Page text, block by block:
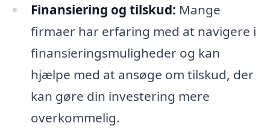
Finansiering og tilskud: Mange
firmaer har erfaring med at navigere i
finansieringsmuligheder og kan
hjælpe med at ansøge om tilskud, der
kan gøre din investering mere
overkommelig.